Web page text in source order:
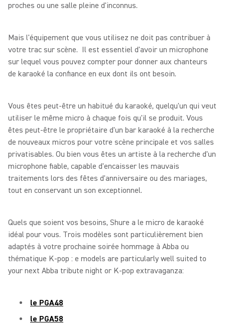
proches ou une salle pleine d'inconnus.
Mais l'équipement que vous utilisez ne doit pas contribuer à
votre trac sur scène. Il est essentiel d'avoir un microphone
sur lequel vous pouvez compter pour donner aux chanteurs
de karaoké la confiance en eux dont ils ont besoin.
Vous êtes peut-être un habitué du karaoké, quelqu'un qui veut
utiliser le même micro à chaque fois qu'il se produit. Vous
êtes peut-être le propriétaire d'un bar karaoké à la recherche
de nouveaux micros pour votre scène principale et vos salles
privatisables. Ou bien vous êtes un artiste à la recherche d'un
microphone fiable, capable d'encaisser les mauvais
traitements lors des fêtes d'anniversaire ou des mariages,
tout en conservant un son exceptionnel.
Quels que soient vos besoins, Shure a le micro de karaoké
idéal pour vous. Trois modèles sont particulièrement bien
adaptés à votre prochaine soirée hommage à Abba ou
thématique K-pop : e models are particularly well suited to
your next Abba tribute night or K-pop extravaganza:
le PGA48
le PGA58